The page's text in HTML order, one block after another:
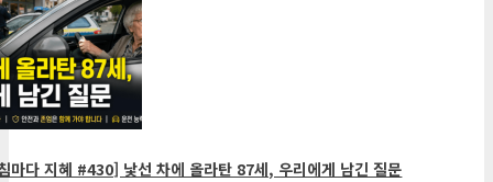
다 지혜 #430] 낯선 차에 올라탄 87세, 우리에게 남긴 질문